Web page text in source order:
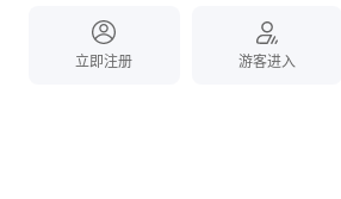
立即注册 游客进入